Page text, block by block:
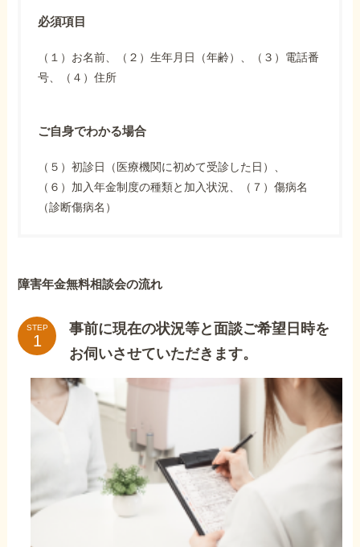
必須項目
（１）お名前、（２）生年月日（年齢）、（３）電話番
号、（４）住所
ご自身でわかる場合
（５）初診日（医療機関に初めて受診した日）、
（６）加入年金制度の種類と加入状況、（７）傷病名
（診断傷病名）
障害年金無料相談会の流れ
STEP
事前に現在の状況等と面談ご希望日時を
お伺いさせていただきます。